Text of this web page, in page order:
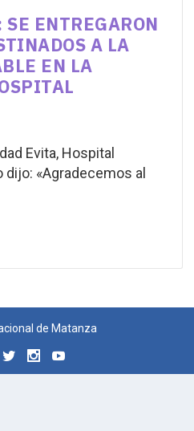
ENTREGARON
A LA
EN LA
Evita, Hospital
«Agradecemos al
de Matanza